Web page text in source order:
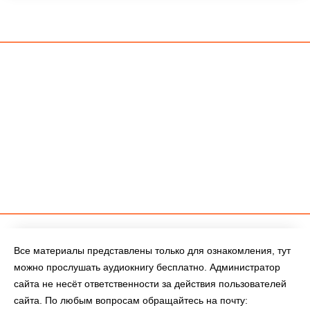
Все материалы представлены только для ознакомления, тут
можно прослушать аудиокнигу бесплатно. Администратор
сайта не несёт ответственности за действия пользователей
сайта. По любым вопросам обращайтесь на почту: